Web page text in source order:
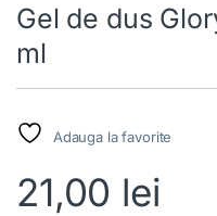
Gel de dus
ml
Adauga la favorite
21,00 lei